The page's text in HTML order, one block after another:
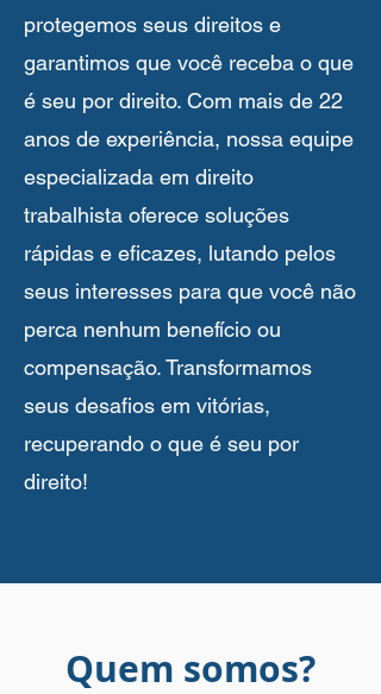
protegemos seus direitos e
garantimos que você receba o que
é seu por direito. Com mais de 22
anos de experiência, nossa equipe
especializada em direito
trabalhista oferece soluções
rápidas e eficazes, lutando pelos
seus interesses para que você não
perca nenhum benefício ou
compensação. Transformamos
seus desafios em vitórias,
recuperando o que é seu por
direito!
Quem somos?